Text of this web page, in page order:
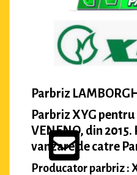
Parbriz
Parbriz XYG pentru
VENENO, din 2015.
vanzare de catre
Producator parbriz :